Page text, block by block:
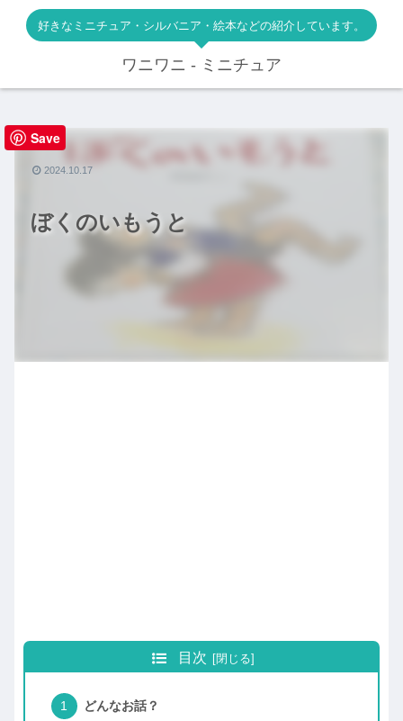
好きなミニチュア・シルバニア・絵本などの紹介しています。
ワニワニ - ミニチュア
ぼくのいもうと
絵本
2024.10.17
目次
どんなお話？
Save